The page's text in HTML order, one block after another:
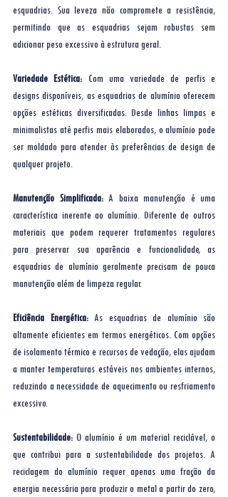
esquadrias. Sua leveza não compromete a resistência,
permitindo que as esquadrias sejam robustas sem
adicionar peso excessivo à estrutura geral.
Variedade Estética: Com uma variedade de perfis e
designs disponíveis, as esquadrias de alumínio oferecem
opções estéticas diversificadas. Desde linhas limpas e
minimalistas até perfis mais elaborados, o alumínio pode
ser moldado para atender às preferências de design de
qualquer projeto.
Manutenção Simplificada: A baixa manutenção é uma
característica inerente ao alumínio. Diferente de outros
materiais que podem requerer tratamentos regulares
para preservar sua aparência e funcionalidade, as
esquadrias de alumínio geralmente precisam de pouca
manutenção além de limpeza regular.
Eficiência Energética: As esquadrias de alumínio são
altamente eficientes em termos energéticos. Com opções
de isolamento térmico e recursos de vedação, elas ajudam
a manter temperaturas estáveis nos ambientes internos,
reduzindo a necessidade de aquecimento ou resfriamento
excessivo.
Sustentabilidade: O alumínio é um material reciclável, o
que contribui para a sustentabilidade dos projetos. A
reciclagem do alumínio requer apenas uma fração da
energia necessária para produzir o metal a partir do zero,